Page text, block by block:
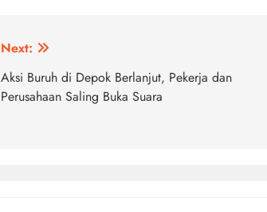
Next:
Aksi Buruh di Depok Berlanjut, Pekerja dan
Perusahaan Saling Buka Suara